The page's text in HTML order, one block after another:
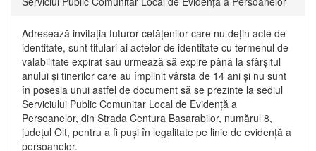
Adresează invitația tuturor cetățenilor care nu dețin acte de
identitate, sunt titulari ai actelor de identitate cu termenul de
valabilitate expirat sau urmează să expire până la sfârșitul
anului și tinerilor care au împlinit vârsta de 14 ani și nu sunt
în posesia unui astfel de document să se prezinte la sediul
Serviciului Public Comunitar Local de Evidență a
Persoanelor, din Strada Centura Basarabilor, numărul 8,
județul Olt, pentru a fi puși în legalitate pe linie de evidență a
persoanelor.